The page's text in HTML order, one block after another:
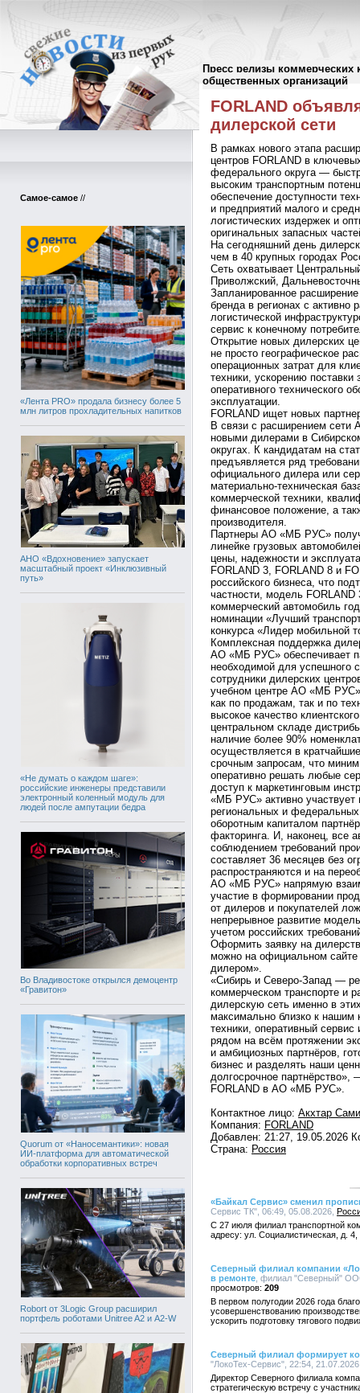
Пресс релизы коммерческих
общественных организаций
Самое-самое //
«Лента PRO» продала бизнесу более 5
млн литров прохладительных напитков
АНО «Вдохновение» запускает
масштабный проект «Инклюзивный
путь»
«Не думать о каждом шаге»:
российские инженеры представили
электронный коленный модуль для
людей после ампутации бедра
Во Владивостоке открылся демоцентр
«Гравитон»
Quorum от «Наносемантики»: новая
ИИ-платформа для автоматической
обработки корпоративных встреч
Robort от 3Logic Group расширил
портфель роботами Unitree A2 и A2-W
Пресс-релизы//
FORLAND
дилерской сети
В рамках нового этапа
центров FORLAND в
федерального округа —
высоким транспортным
обеспечение доступности
и предприятий малого и
логистических издержек и
оригинальных запасных
На сегодняшний день
чем в 40 крупных городах
Сеть охватывает
Приволжский,
Запланированное
бренда в регионах с
логистической
сервис к конечному
Открытие новых дилерских
не просто географическое
операционных затрат для
техники, ускорению
оперативного технического
эксплуатации.
FORLAND ищет новых
В связи с расширением сети
новыми дилерами в
округах. К кандидатам на
предъявляется ряд
официального дилера или
материально-техническая
коммерческой техники,
финансовое положение, а
производителя.
Партнеры АО «МБ РУС»
линейке грузовых
цены, надежности и
FORLAND 3, FORLAND 8 и
российского бизнеса, что
частности, модель
коммерческий автомобиль
номинации «Лучший
конкурса «Лидер мобильной
Комплексная поддержка
АО «МБ РУС» обеспечивает
необходимой для успешного
сотрудники дилерских
учебном центре АО «МБ
как по продажам, так и по
высокое качество
центральном складе
наличие более 90%
осуществляется в
срочным запросам, что
оперативно решать любые
доступ к маркетинговым
«МБ РУС» активно участвует
региональных и
оборотным капиталом
факторинга. И, наконец, все
соблюдением требований
составляет 36 месяцев без
распространяются и на
АО «МБ РУС» напрямую
участие в формировании
от дилеров и покупателей
непрерывное развитие
учетом российских
Оформить заявку на
можно на официальном
дилером».
«Сибирь и Северо-Запад —
коммерческом транспорте и
дилерскую сеть именно в
максимально близко к нашим
техники, оперативный
рядом на всём протяжении
и амбициозных партнёров,
бизнес и разделять наши
долгосрочное
FORLAND в АО «МБ РУС».
Контактное лицо: Акхтар
Компания: FORLAND
Добавлен: 21:27, 19.05.2026
Страна: Россия
«Байкал Сервис» сменил
Сервис ТК", 06:49, 05.08.2026,
С 27 июля филиал транспортной
адресу: ул. Социалистическая, д. 4,
Северный филиал компании
в ремонте , филиал "Северный"
209
В первом полугодии 2026 года
усовершенствованию
ускорить подготовку тягового
Северный филиал формирует
"ЛокоТех-Сервис", 22:54,
Директор Северного филиала
стратегическую встречу с